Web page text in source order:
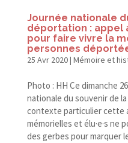
Journée nationale
déportation : appel
pour faire vivre la
personnes
25 Avr 2020| Mémoire et
Photo : HH Ce dimanche
nationale du souvenir de
contexte particulier cette
mémorielles et élu·e·s
des gerbes pour marquer